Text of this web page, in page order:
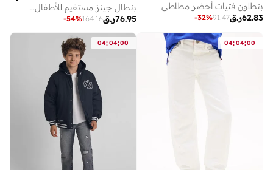
بنطلون فتيات أخضر مطاطي
ر.ق62.83
91.47
-32%
بنطال جينز مستقيم للأطفال مع تأثيرات تمزيق خفيفة
ر.ق76.95
164.16
-54%
04:04:00
04:04:00